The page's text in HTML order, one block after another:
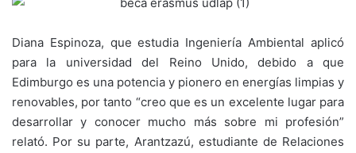
Diana Espinoza, que estudia Ingeniería Ambiental aplicó
para la universidad del Reino Unido, debido a que
Edimburgo es una potencia y pionero en energías limpias y
renovables, por tanto “creo que es un excelente lugar para
desarrollar y conocer mucho más sobre mi profesión”
relató. Por su parte, Arantzazú, estudiante de Relaciones